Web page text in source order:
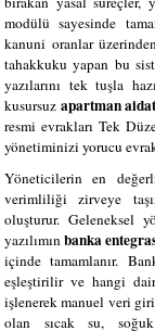
modülü sayesinde
kanuni oranlar
tahakkuku yapan bu
yazılarını tek tuşla
kusursuz apartman
resmi evrakları Tek
yönetiminizi yorucu
Yöneticilerin en
verimliliği zirveye
oluşturur. Geleneksel
yazılımınbanka
içinde tamamlanır.
eşleştirilir ve hangi
işlenerek manuel veri
olan sıcak su,